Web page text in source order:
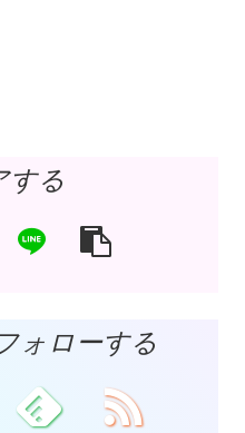
する
ォローする